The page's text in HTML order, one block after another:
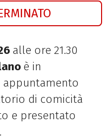
alle ore 21.30
è in
di comicità
e presentato
.